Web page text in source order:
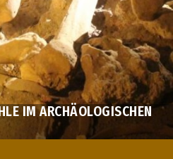
IM ARCHÄOLOGISCHEN